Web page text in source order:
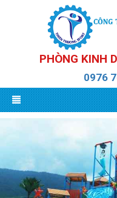
PHÒNG KINH
0976